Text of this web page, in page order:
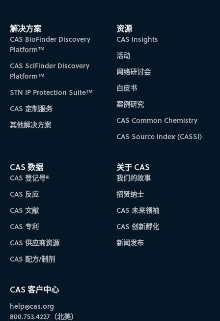
Subscribe to CAS Insights
解决方案
CAS BioFinder Discovery
Platform™
CAS SciFinder Discovery
Platform™
STN IP Protection Suite™
CAS 定制服务
其他解决方案
资源
CAS Insights
活动
网络研讨会
白皮书
案例研究
CAS Common Chemistry
CAS Source Index (CASSI)
CAS 数据
CAS 登记号®
CAS 反应
CAS 文献
CAS 专利
CAS 供应商资源
CAS 配方/制剂
关于 CAS
我们的故事
招贤纳士
CAS 未来领袖
CAS 创新孵化
新闻发布
CAS 客户中心
help@cas.org
800.753.4227（北美）